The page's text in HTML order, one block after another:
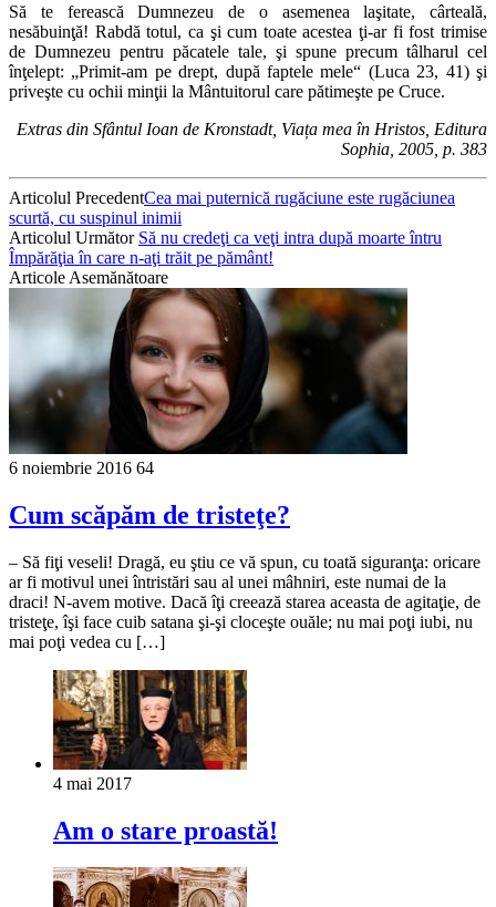
Să te ferească Dumnezeu de o asemenea laşitate, cârteală,
nesăbuinţă! Rabdă totul, ca şi cum toate acestea ţi-ar fi fost trimise
de Dumnezeu pentru păcatele tale, şi spune precum tâlharul cel
înţelept: „Primit-am pe drept, după faptele mele“ (Luca 23, 41) şi
priveşte cu ochii minţii la Mântuitorul care pătimeşte pe Cruce.
Extras din Sfântul Ioan de Kronstadt, Viața mea în Hristos, Editura
Sophia, 2005, p. 383
Articolul PrecedentCea mai puternică rugăciune este rugăciunea
scurtă, cu suspinul inimii
Articolul Următor Să nu credeţi ca veţi intra după moarte întru
Împărăţia în care n-aţi trăit pe pă­mânt!
Articole Asemănătoare
6 noiembrie 2016 64
Cum scăpăm de tristeţe?
– Să fiţi veseli! Dragă, eu ştiu ce vă spun, cu toată siguranţa: oricare
ar fi motivul unei întristări sau al unei mâhniri, este numai de la
draci! N-avem motive. Dacă îţi creează starea aceasta de agitaţie, de
tristeţe, îşi face cuib satana şi-şi cloceşte ouăle; nu mai poţi iubi, nu
mai poţi vedea cu […]
4 mai 2017
Am o stare proastă!